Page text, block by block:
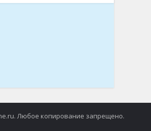
Любое копирование запрещено.